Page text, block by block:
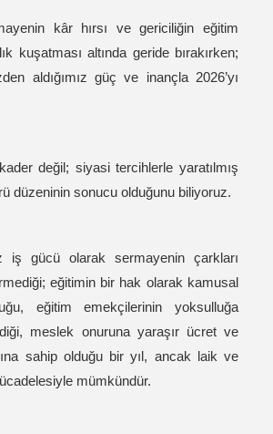
kâr hırsı ve gericiliğin eğitim
kuşatması altında geride bırakırken;
aldığımız güç ve inançla 2026’yı
değil; siyasi tercihlerle yaratılmış
düzeninin sonucu olduğunu biliyoruz.
iş gücü olarak sermayenin çarkları
eğitimin bir hak olarak kamusal
eğitim emekçilerinin yoksulluğa
meslek onuruna yaraşır ücret ve
sahip olduğu bir yıl, ancak laik ve
mümkündür.